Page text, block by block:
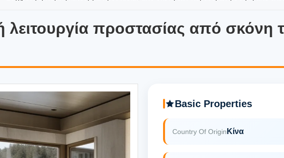
λειτουργία προστασίας από
λειτουργία προστασίας από
Basic Properties
Country Of Origin Κίνα